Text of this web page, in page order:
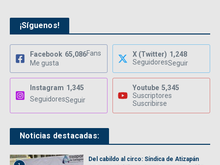
¡Síguenos!
Facebook 65,086Fans
Me gusta
X (Twitter) 1,248
SeguidoresSeguir
Instagram 1,345
SeguidoresSeguir
Youtube 5,345
Suscriptores
Suscribirse
Noticias destacadas:
Del cabildo al circo: Síndica de Atizapán